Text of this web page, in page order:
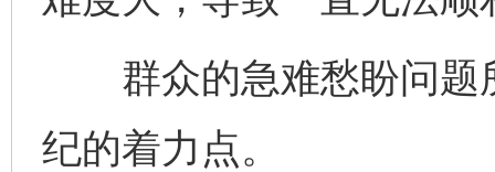
群众的急难愁盼问题
纪的着力点。